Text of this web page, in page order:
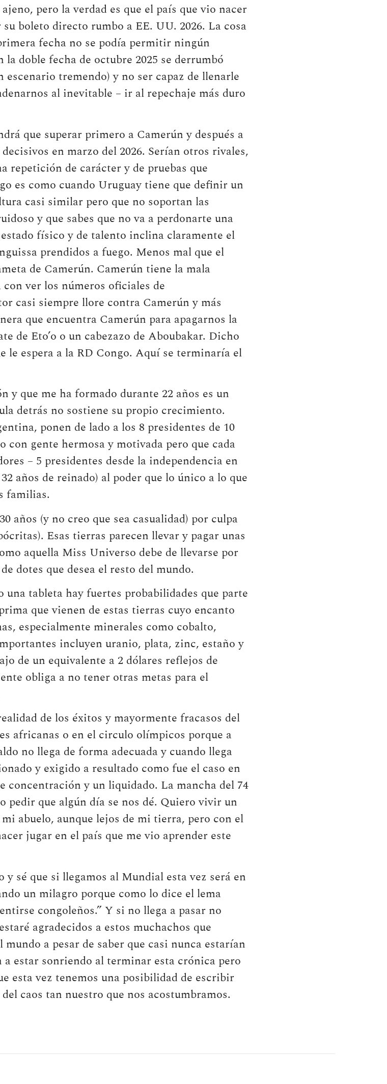
pero la verdad es que el país que vio nacer
boleto directo rumbo a EE. UU. 2026. La cosa
fecha no se podía permitir ningún
doble fecha de octubre 2025 se derrumbó
tremendo) y no ser capaz de llenarle
al inevitable – ir al repechaje más duro
que superar primero a Camerún y después a
en marzo del 2026. Serían otros rivales,
repetición de carácter y de pruebas que
es como cuando Uruguay tiene que definir un
casi similar pero que no soportan las
y que sabes que no va a perdonarte una
físico y de talento inclina claramente el
prendidos a fuego. Menos mal que el
de Camerún. Camerún tiene la mala
ver los números oficiales de
casi siempre llore contra Camerún y más
que encuentra Camerún para apagarnos la
de Eto’o o un cabezazo de Aboubakar. Dicho
le espera a la RD Congo. Aquí se terminaría el
y que me ha formado durante 22 años es un
detrás no sostiene su propio crecimiento.
ponen de lado a los 8 presidentes de 10
con gente hermosa y motivada pero que cada
– 5 presidentes desde la independencia en
años de reinado) al poder que lo único a lo que
familias.
años (y no creo que sea casualidad) por culpa
Esas tierras parecen llevar y pagar unas
aquella Miss Universo debe de llevarse por
dotes que desea el resto del mundo.
tableta hay fuertes probabilidades que parte
que vienen de estas tierras cuyo encanto
especialmente minerales como cobalto,
incluyen uranio, plata, zinc, estaño y
de un equivalente a 2 dólares reflejos de
obliga a no tener otras metas para el
de los éxitos y mayormente fracasos del
africanas o en el circulo olímpicos porque a
no llega de forma adecuada y cuando llega
y exigido a resultado como fue el caso en
concentración y un liquidado. La mancha del 74
pedir que algún día se nos dé. Quiero vivir un
abuelo, aunque lejos de mi tierra, pero con el
jugar en el país que me vio aprender este
sé que si llegamos al Mundial esta vez será en
un milagro porque como lo dice el lema
congoleños.” Y si no llega a pasar no
agradecidos a estos muchachos que
a pesar de saber que casi nunca estarían
estar sonriendo al terminar esta crónica pero
esta vez tenemos una posibilidad de escribir
caos tan nuestro que nos acostumbramos.